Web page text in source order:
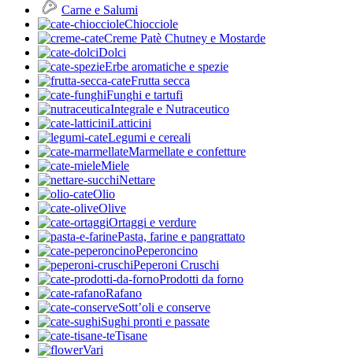
Carne e Salumi
Chiocciole
Creme Patè Chutney e Mostarde
Dolci
Erbe aromatiche e spezie
Frutta secca
Funghi e tartufi
Integrale e Nutraceutico
Latticini
Legumi e cereali
Marmellate e confetture
Miele
Nettare
Olio
Olive
Ortaggi e verdure
Pasta, farine e pangrattato
Peperoncino
Peperoni Cruschi
Prodotti da forno
Rafano
Sott’oli e conserve
Sughi pronti e passate
Tisane
Vari